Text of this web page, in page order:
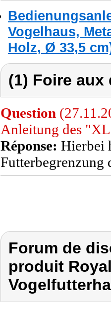
Vogelhaus,
Holz, Ø 33,5
(1) Foire
Question
Anleitung des
Réponse: Hierbei
Futterbegrenzung
Forum de
produit